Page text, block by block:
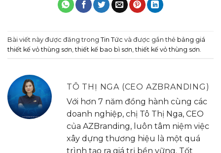
Bài viết này được đăng trong Tin Tức và được gắn thẻ bảng giá
thiết kế vỏ thùng sơn ,thiết kế bao bì sơn ,thiết kế vỏ thùng sơn
TÔ THỊ NGA (CEO AZBRANDING)
Với hơn 7 năm đồng hành cùng các
doanh nghiệp, chị Tô Thị Nga, CEO
của AZBranding, luôn tâm niệm việc
xây dựng thương hiệu là một quá
trình tạo ra giá trị bền vững. Tốt